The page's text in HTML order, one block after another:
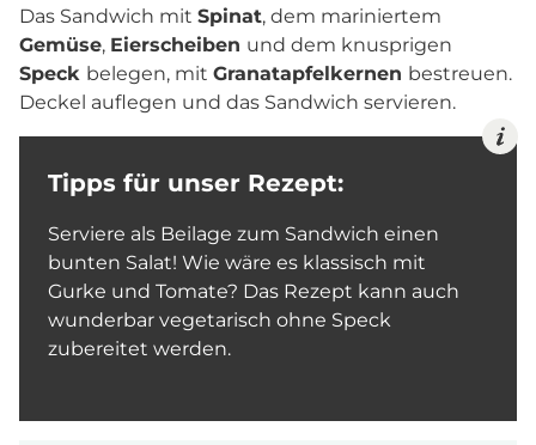
Das Sandwich mit Spinat, dem mariniertem
Gemüse, Eierscheiben und dem knusprigen
Speck belegen, mit Granatapfelkernen bestreuen.
Deckel auflegen und das Sandwich servieren.
Tipps für unser Rezept:
Serviere als Beilage zum Sandwich einen
bunten Salat! Wie wäre es klassisch mit
Gurke und Tomate? Das Rezept kann auch
wunderbar vegetarisch ohne Speck
zubereitet werden.